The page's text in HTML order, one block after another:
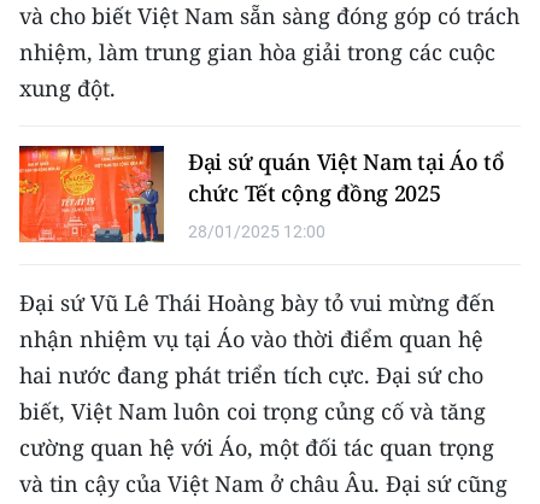
TIN MỚI
TIN ĐỊA PHƯƠNG
Trung du và miền núi phía Bắc
Đồng bằng sông Hồng
Bắc Trung Bộ
Duyên hải Nam Trung Bộ và Tây
Nguyên
Đông Nam Bộ
Đồng bằng sông Cửu Long
Chuyên trang Hà Nội
và cho biết Việt Nam sẵn sàng đóng góp có trách
nhiệm, làm trung gian hòa giải trong các cuộc
xung đột.
Đại sứ quán Việt Nam tại Áo tổ
chức Tết cộng đồng 2025
28/01/2025 12:00
Đại sứ Vũ Lê Thái Hoàng bày tỏ vui mừng đến
nhận nhiệm vụ tại Áo vào thời điểm quan hệ
hai nước đang phát triển tích cực. Đại sứ cho
biết, Việt Nam luôn coi trọng củng cố và tăng
cường quan hệ với Áo, một đối tác quan trọng
và tin cậy của Việt Nam ở châu Âu. Đại sứ cũng